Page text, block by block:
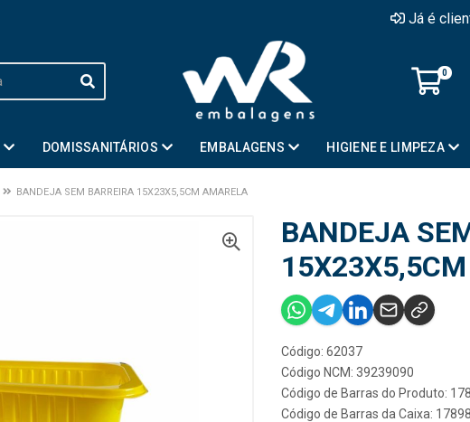
Já é
0
DOMISSANITÁRIOS EMBALAGENS HIGIENE E LIMPEZA
BANDEJA SEM BARREIRA 15X23X5,5CM AMARELA
BANDEJA
Código: 62037
Código NCM: 39239090
Código de Barras do Produto:
Código de Barras da Caixa: